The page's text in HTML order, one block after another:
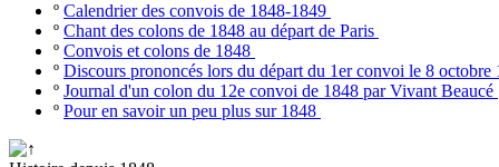
º Calendrier des convois de 1848-1849
º Chant des colons de 1848 au départ de Paris
º Convois et colons de 1848
º Discours prononcés lors du départ du 1er convoi le 8 octobre
º Journal d'un colon du 12e convoi de 1848 par Vivant Beaucé
º Pour en savoir un peu plus sur 1848